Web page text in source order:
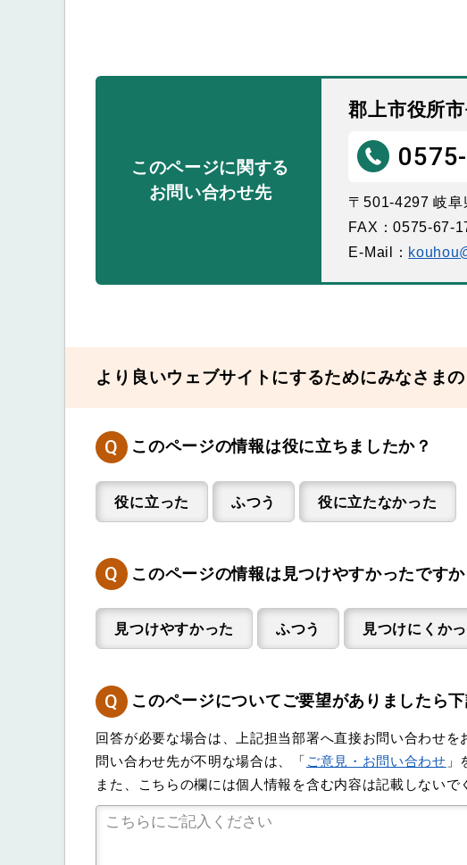
このページに関する
お問い合わせ先
郡上市役所
〒501-4297 岐
FAX：0575-67-
E-Mail：
より良いウェブサイトにするためにみなさま
Q このページの情報は役に立ちましたか？
役に立った ふつう 役に立たなかった
Q このページの情報は見つけやすかったですか
見つけやすかった ふつう 見つけにくか
Q このページについてご要望がありましたら
回答が必要な場合は、上記担当部署へ直接お問い合わせを
問い合わせ先が不明な場合は、「 ご意見・お問い合わせ 」
また、こちらの欄には個人情報を含む内容は記載しないで